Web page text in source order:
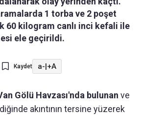
1 torba ve 2 poşet
60 kilogram canlı inci kefali ile
ele geçirildi.
Kaydet a-|+A
Gölü Havzası'nda bulunan ve
akıntının tersine yüzerek